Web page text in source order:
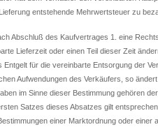
entstehende Mehrwertsteuer zu
Abschluß des Kaufvertrages 1. eine
Lieferzeit oder einen Teil dieser Zeit
Entgelt für die vereinbarte Entsorgung der
Aufwendungen des Verkäufers, so
im Sinne dieser Bestimmung gehören
Satzes dieses Absatzes gilt
einer Marktordnung oder